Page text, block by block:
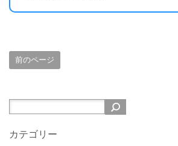
前のページ
カテゴリー